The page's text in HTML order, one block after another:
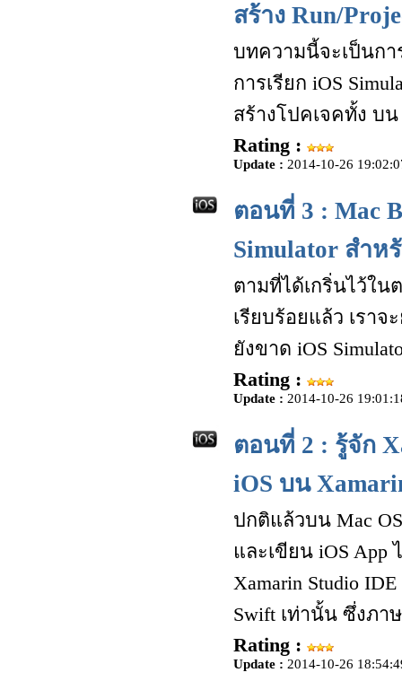
สร้าง Run/
บทความนี้จะเป็นกา
การเรียก iOS
สร้างโปคเจคทั้ง บน
Rating :
Update : 2014-10-26
ตอนที่ 3 : Mac
Simulator สำห
ตามที่ได้เกริ่นไว้ใน
เรียบร้อยแล้ว เราจ
ยังขาด iOS
Rating :
Update : 2014-10-26
ตอนที่ 2 : รู้จัก
iOS บน
ปกติแล้วบน Mac
และเขียน iOS App
Xamarin Studio
Swift เท่านั้น ซึ่งภา
Rating :
Update : 2014-10-26